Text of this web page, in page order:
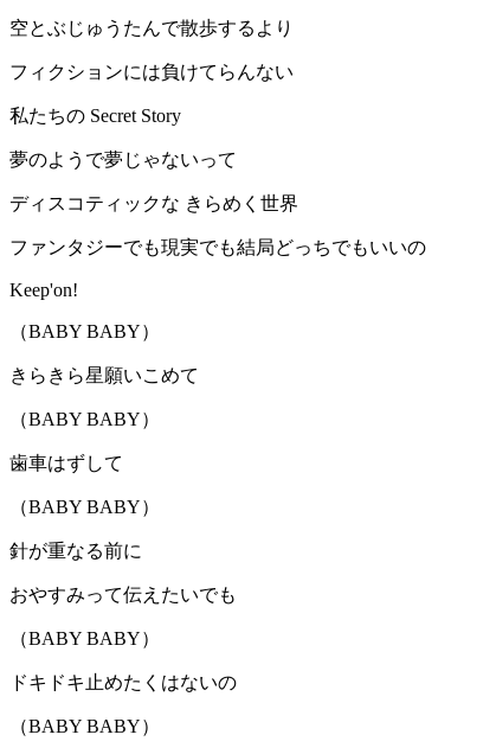
空とぶじゅうたんで散歩するより
フィクションには負けてらんない
私たちの Secret Story
夢のようで夢じゃないって
ディスコティックな きらめく世界
ファンタジーでも現実でも結局どっちでもいいの
Keep'on!
（BABY BABY）
きらきら星願いこめて
（BABY BABY）
歯車はずして
（BABY BABY）
針が重なる前に
おやすみって伝えたいでも
（BABY BABY）
ドキドキ止めたくはないの
（BABY BABY）